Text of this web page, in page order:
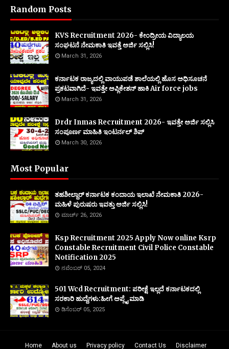
Random Posts
KVS Recruitment 2026- ಕೇಂದ್ರೀಯ ವಿದ್ಯಾಲಯ
ಸಂಘಟನೆ ನೇಮಕಾತಿ ಇವತ್ತೆ ಅರ್ಜಿ ಸಲ್ಲಿಸಿ!
March 31, 2026
ಕರ್ನಾಟಕ ರಾಜ್ಯದಲ್ಲಿ ವಾಯುಪಡೆ ಶಾಲೆಯಲ್ಲಿ ಹೊಸ ಅಧಿಸೂಚನೆ
ಪ್ರಕಟವಾಗಿದೆ- ಇವತ್ತೇ ಅಪ್ಲಿಕೇಶನ್ ಹಾಕಿ Air force jobs
March 31, 2026
Drdr Inmas Recruitment 2026- ಇವತ್ತೇ ಅರ್ಜಿ ಸಲ್ಲಿಸಿ
ಸಂಪೂರ್ಣ ಮಾಹಿತಿ ಇಂಟರ್ನಲ್ ಶಿಪ್
March 30, 2026
Most Popular
ತಹಶೀಲ್ದಾರ್ ಕರ್ನಾಟಕ ಕಂದಾಯ ಇಲಾಖೆ ನೇಮಕಾತಿ 2026-
ಮಹಿಳೆ ಪುರುಷರು ಇವತ್ತು ಅರ್ಜಿ ಸಲ್ಲಿಸಿ!
ಮಾರ್ಚ್ 26, 2026
Ksp Recruitment 2025 Apply Now online Ksrp
Constable Recruitment Civil Police Constable
Notification 2025
ನವೆಂಬರ್ 05, 2024
501 Wcd Recruitment: ಪರೀಕ್ಷೆ ಇಲ್ಲದೆ ಕರ್ನಾಟಕದಲ್ಲಿ
ಸರಕಾರಿ ಹುದ್ದೆಗಳು:ಹೀಗೆ ಅಪ್ಲೈ ಮಾಡಿ
ಡಿಸೆಂಬರ್ 05, 2025
Home About us Privacy policy Contact Us Disclaimer